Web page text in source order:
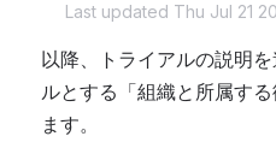
Last updated Thu Jul 21
以降、トライアルの説明
ルとする「組織と所属す
ます。